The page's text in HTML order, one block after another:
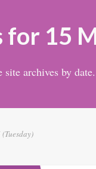
for 15
archives by date.
(Tuesday)